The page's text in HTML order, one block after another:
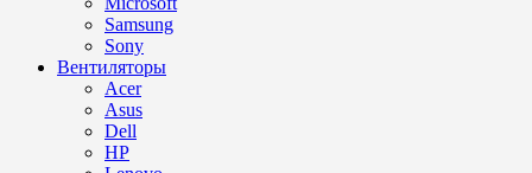
Samsung
Sony
Вентиляторы
Acer
Asus
Dell
HP